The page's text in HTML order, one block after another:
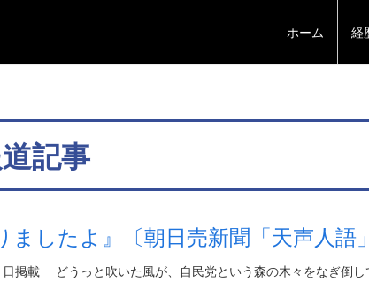
ホーム 経
記事
ましたよ』〔朝日売新聞「天声人語
掲載 どうっと吹いた風が、自民党という森の木々をなぎ倒し